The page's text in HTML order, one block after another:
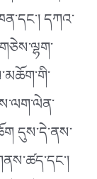
དཀའ་
དུས་དེ་ནས་